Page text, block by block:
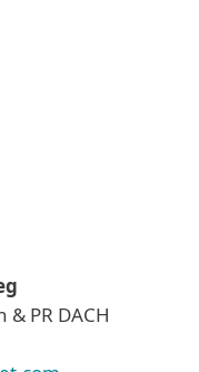
PR DACH